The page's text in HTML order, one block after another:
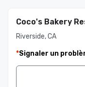
Coco's Bakery
Riverside, CA
*Signaler un